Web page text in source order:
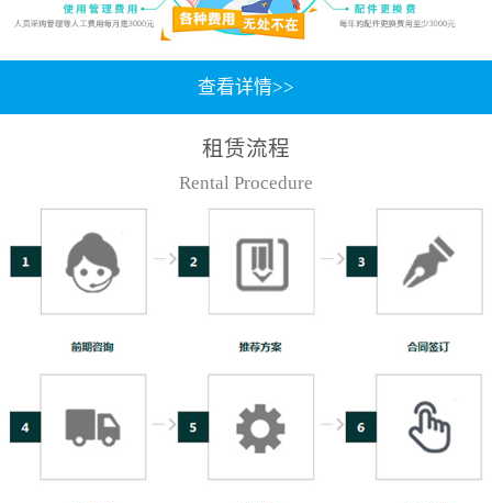
查看详情>>
租赁流程
Rental Procedure